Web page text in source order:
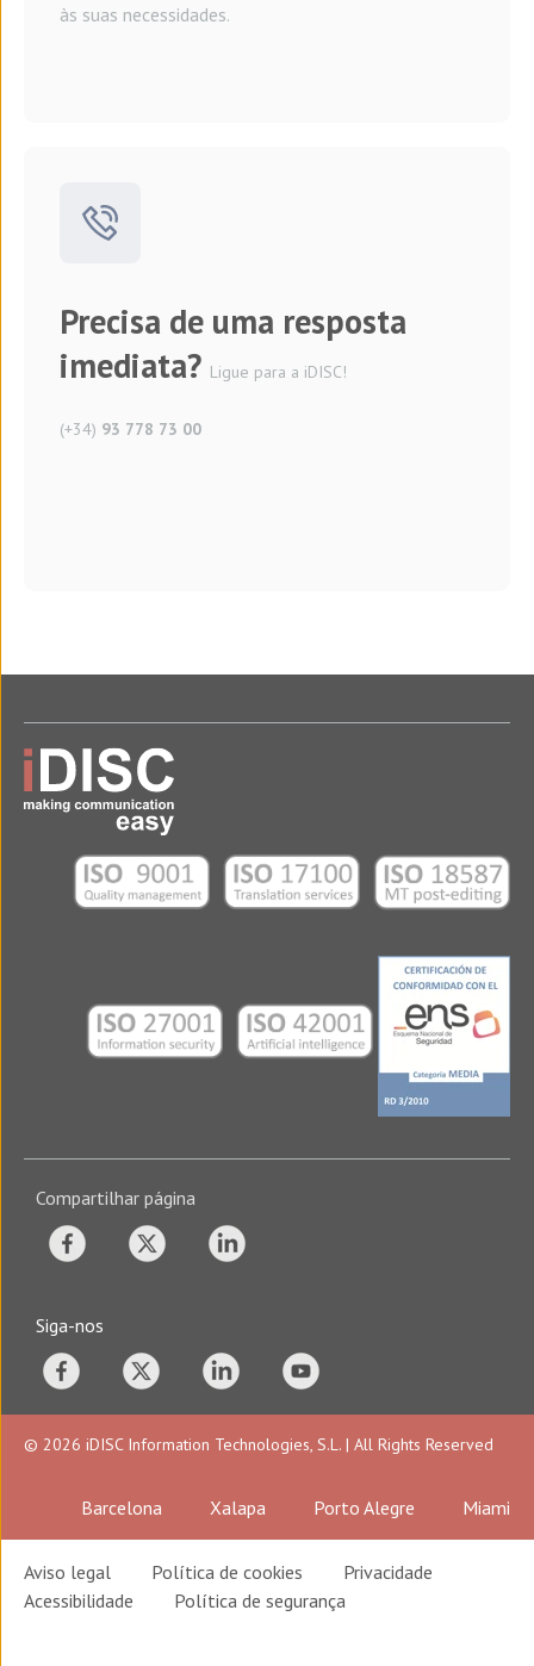
às suas necessidades.
Precisa de uma resposta
imediata? Ligue para a iDISC!
(+34) 93 778 73 00
Compartilhar página
Siga-nos
© 2026 iDISC Information Technologies, S.L. | All Rights Reserved
Barcelona Xalapa Porto Alegre Miami
Aviso legal Política de cookies
Privacidade
Acessibilidade
Política de segurança